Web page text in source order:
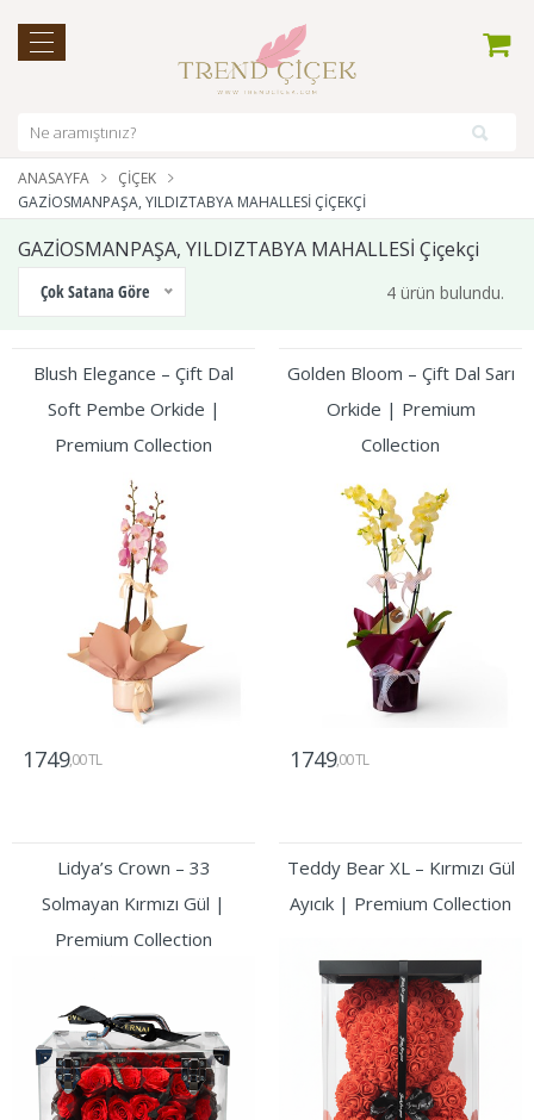
ANASAYFA
ÇIÇEK
GAZİOSMANPAŞA, YILDIZTABYA MAHALLESİ ÇIÇEKÇI
GAZİOSMANPAŞA, YILDIZTABYA MAHALLESİ Çiçekçi
Çok Satana Göre 4 ürün bulundu.
Blush Elegance – Çift Dal
Soft Pembe Orkide |
Premium Collection
1749,00 TL
Golden Bloom – Çift Dal Sarı
Orkide | Premium
Collection
1749,00 TL
Lidya’s Crown – 33
Solmayan Kırmızı Gül |
Premium Collection
Teddy Bear XL – Kırmızı Gül
Ayıcık | Premium Collection